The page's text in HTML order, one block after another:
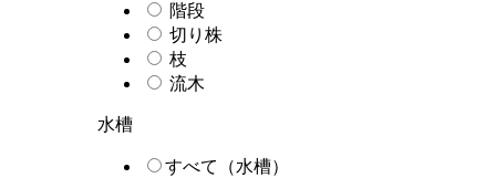
階段
切り株
枝
流木
水槽
すべて（水槽）